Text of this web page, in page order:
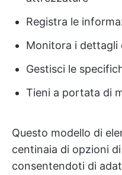
Registra le
Monitora i dettagli
Gestisci le
Tieni a portata di
Questo modello di
centinaia di opzioni
consentendoti di